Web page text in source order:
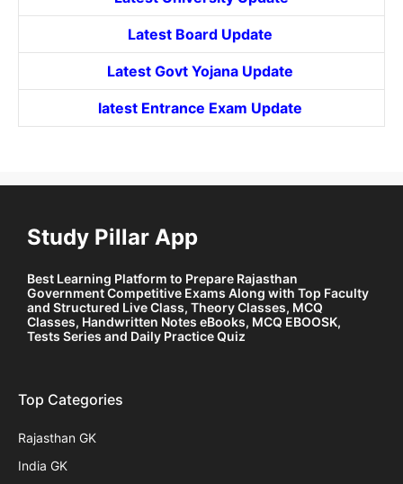
Latest Board Update
Latest Govt YojanaUpdate
latest Entrance Exam Update
Study Pillar App
Best Learning Platform to Prepare Rajasthan
Government Competitive Exams Along with Top Faculty
and Structured Live Class, Theory Classes, MCQ
Classes, Handwritten Notes eBooks, MCQ EBOOSK,
Tests Series and Daily Practice Quiz
Top Categories
Rajasthan GK
India GK